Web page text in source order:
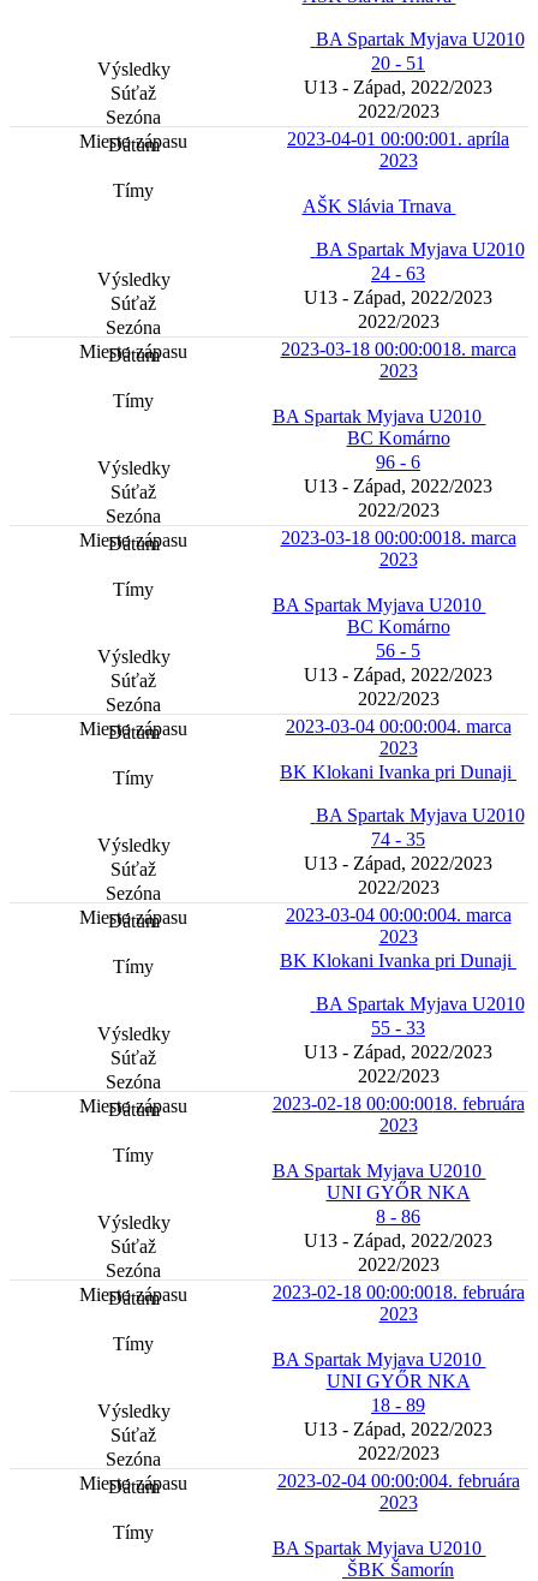
BA Spartak Myjava U2010
20 - 51
U13 - Západ, 2022/2023
2022/2023
2023-04-01 00:00:001. apríla
2023
AŠK Slávia Trnava
BA Spartak Myjava U2010
24 - 63
U13 - Západ, 2022/2023
2022/2023
2023-03-18 00:00:0018. marca
2023
BA Spartak Myjava U2010
BC Komárno
96 - 6
U13 - Západ, 2022/2023
2022/2023
2023-03-18 00:00:0018. marca
2023
BA Spartak Myjava U2010
BC Komárno
56 - 5
U13 - Západ, 2022/2023
2022/2023
2023-03-04 00:00:004. marca
2023
BK Klokani Ivanka pri Dunaji
BA Spartak Myjava U2010
74 - 35
U13 - Západ, 2022/2023
2022/2023
2023-03-04 00:00:004. marca
2023
BK Klokani Ivanka pri Dunaji
BA Spartak Myjava U2010
55 - 33
U13 - Západ, 2022/2023
2022/2023
2023-02-18 00:00:0018. februára
2023
BA Spartak Myjava U2010
UNI GYŐR NKA
8 - 86
U13 - Západ, 2022/2023
2022/2023
2023-02-18 00:00:0018. februára
2023
BA Spartak Myjava U2010
UNI GYŐR NKA
18 - 89
U13 - Západ, 2022/2023
2022/2023
2023-02-04 00:00:004. februára
2023
BA Spartak Myjava U2010
ŠBK Šamorín